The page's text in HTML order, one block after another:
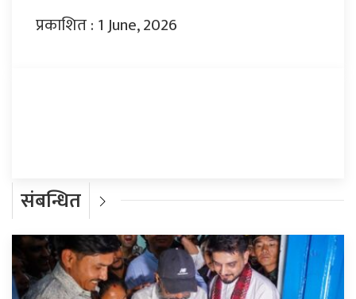
प्रकाशित : 1 June, 2026
संबन्धित